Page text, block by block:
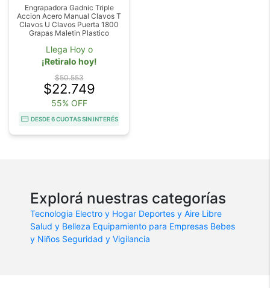
Engrapadora Gadnic Triple
Accion Acero Manual Clavos T
Clavos U Clavos Puerta 1800
Grapas Maletin Plastico
Llega Hoy o
¡Retiralo hoy!
$50.553
$22.749
55% OFF
DESDE 6 CUOTAS SIN INTERÉS
Explorá nuestras categorías
Tecnologia Electro y Hogar Deportes y Aire Libre
Salud y Belleza Equipamiento para Empresas Bebes
y Niños Seguridad y Vigilancia